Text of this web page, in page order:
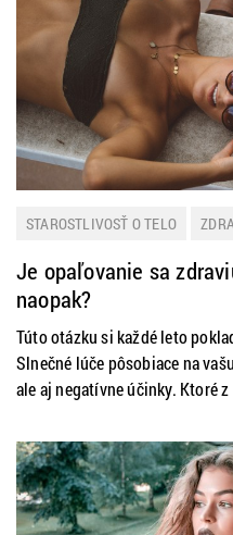
STAROSTLIVOSŤ O TELO
Je opaľovanie sa
naopak?
Túto otázku si každé leto
Slnečné lúče pôsobiace na
ale aj negatívne účinky. Ktoré